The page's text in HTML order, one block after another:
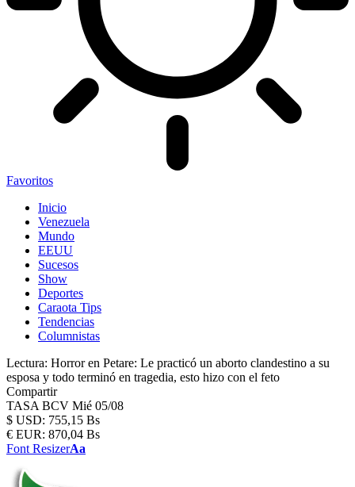
Favoritos
Inicio
Venezuela
Mundo
EEUU
Sucesos
Show
Deportes
Caraota Tips
Tendencias
Columnistas
Lectura: Horror en Petare: Le practicó un aborto clandestino a su
esposa y todo terminó en tragedia, esto hizo con el feto
Compartir
TASA BCV Mié 05/08
$ USD: 755,15 Bs
€ EUR: 870,04 Bs
Font ResizerAa